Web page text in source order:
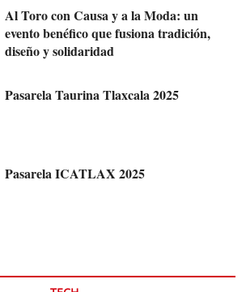
Al Toro con Causa y a la Moda: un
evento benéfico que fusiona tradición,
diseño y solidaridad
Pasarela Taurina Tlaxcala 2025
Pasarela ICATLAX 2025